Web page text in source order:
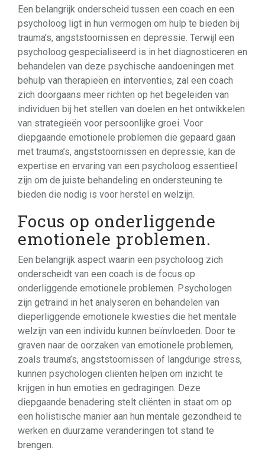
Een belangrijk onderscheid tussen een coach en een
psycholoog ligt in hun vermogen om hulp te bieden bij
trauma’s, angststoornissen en depressie. Terwijl een
psycholoog gespecialiseerd is in het diagnosticeren en
behandelen van deze psychische aandoeningen met
behulp van therapieën en interventies, zal een coach
zich doorgaans meer richten op het begeleiden van
individuen bij het stellen van doelen en het ontwikkelen
van strategieën voor persoonlijke groei. Voor
diepgaande emotionele problemen die gepaard gaan
met trauma’s, angststoornissen en depressie, kan de
expertise en ervaring van een psycholoog essentieel
zijn om de juiste behandeling en ondersteuning te
bieden die nodig is voor herstel en welzijn.
Focus op onderliggende
emotionele problemen.
Een belangrijk aspect waarin een psycholoog zich
onderscheidt van een coach is de focus op
onderliggende emotionele problemen. Psychologen
zijn getraind in het analyseren en behandelen van
dieperliggende emotionele kwesties die het mentale
welzijn van een individu kunnen beïnvloeden. Door te
graven naar de oorzaken van emotionele problemen,
zoals trauma’s, angststoornissen of langdurige stress,
kunnen psychologen cliënten helpen om inzicht te
krijgen in hun emoties en gedragingen. Deze
diepgaande benadering stelt cliënten in staat om op
een holistische manier aan hun mentale gezondheid te
werken en duurzame veranderingen tot stand te
brengen.